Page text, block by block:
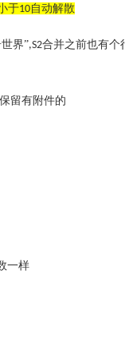
于10自动解散
界”,S2合并之前也有个
留有附件的
一样